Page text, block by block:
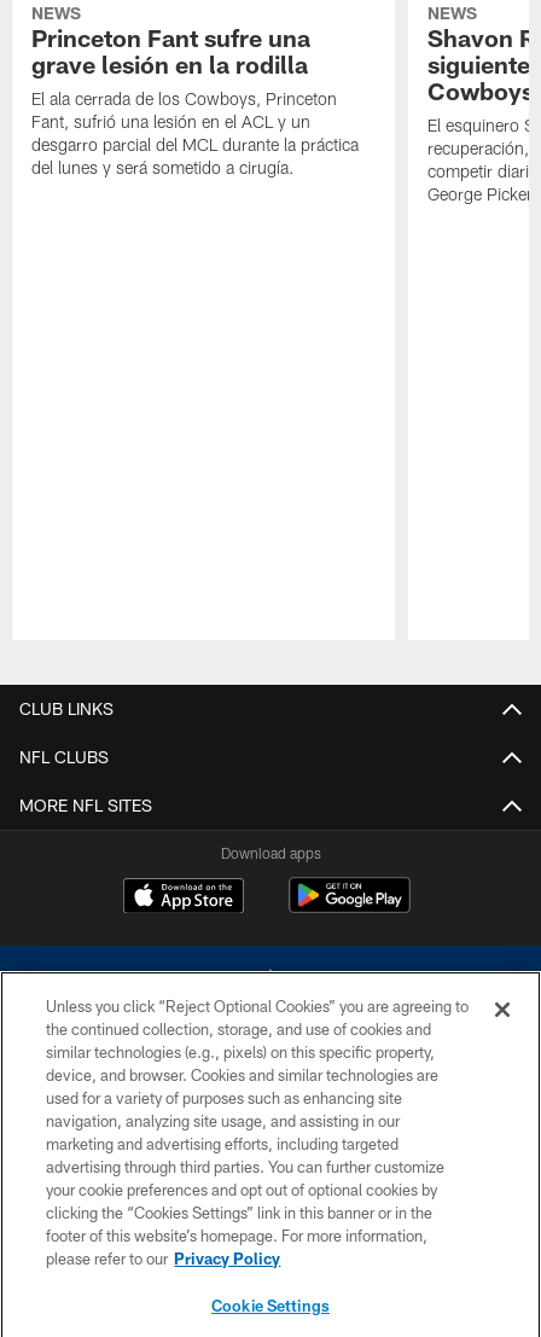
NEWS
Princeton Fant sufre una
grave lesión en la rodilla
El ala cerrada de los Cowboys, Princeton
Fant, sufrió una lesión en el ACL y un
desgarro parcial del MCL durante la práctica
del lunes y será sometido a cirugía.
NEWS
Shavon
siguiente
Cowboys
El esquinero
recuperación,
competir
George
CLUB LINKS
NFL CLUBS
MORE NFL SITES
Download apps
©2026 Dallas Cowboys. All rights reserved. Do not duplicate in any form
without permission of the Dallas Cowboys. The Dallas Cowboys
Cheerleaders will not initiate contact with any person to request personal or
financial information.
PRIVACY POLICY
ACCESSIBILITY
SITE MAP
Unless you click “Reject Optional Cookies” you are agreeing to
the continued collection, storage, and use of cookies and
similar technologies (e.g., pixels) on this specific property,
device, and browser. Cookies and similar technologies are
used for a variety of purposes such as enhancing site
navigation, analyzing site usage, and assisting in our
marketing and advertising efforts, including targeted
advertising through third parties. You can further customize
your cookie preferences and opt out of optional cookies by
clicking the “Cookies Settings” link in this banner or in the
footer of this website’s homepage. For more information,
please refer to our Privacy Policy
Cookie Settings